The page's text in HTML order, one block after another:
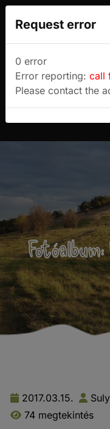
Sulyok
Fotóalbum:
2017.03.15.
74 megtekintés
Request error
0 error
Error reporting: call
Please contact the